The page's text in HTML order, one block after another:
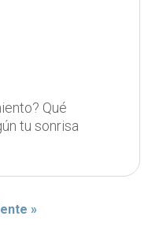
Qué
tu sonrisa
»